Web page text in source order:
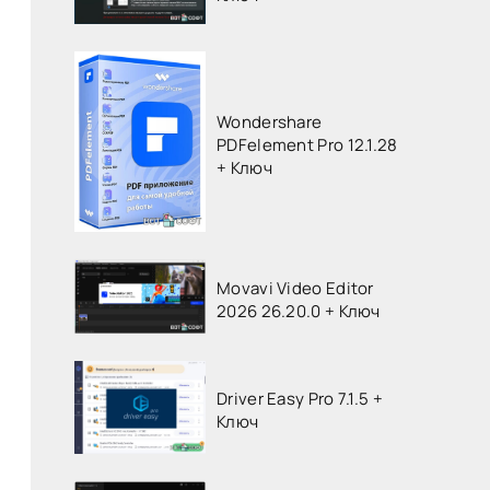
Wondershare
PDFelement Pro 12.1.28
+ Ключ
Movavi Video Editor
2026 26.20.0 + Ключ
Driver Easy Pro 7.1.5 +
Ключ